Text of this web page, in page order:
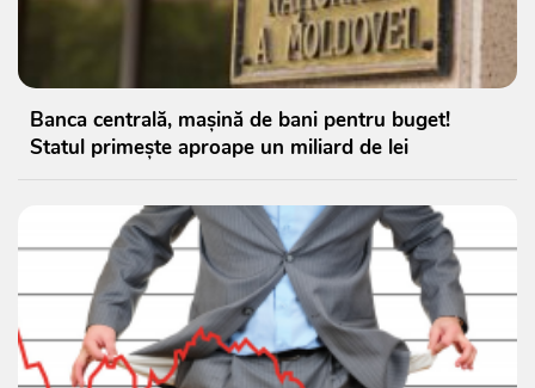
Banca centrală, mașină de bani pentru buget!
Statul primește aproape un miliard de lei